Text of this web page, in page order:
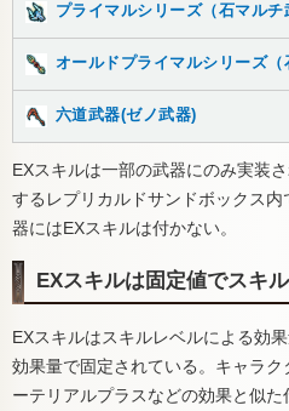
プライマルシリーズ（石マルチ
オールドプライマルシリーズ（
六道武器(ゼノ武器)
EXスキルは一部の武器にのみ実装
するレプリカルドサンドボックス
器にはEXスキルは付かない。
EXスキルは固定値でスキ
EXスキルはスキルレベルによる効
効果量で固定されている。キャラ
ーテリアルプラスなどの効果と似た